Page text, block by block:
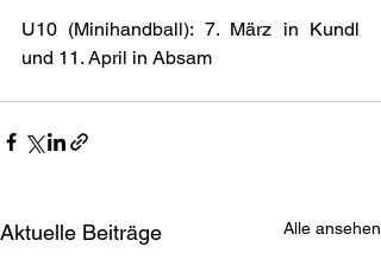
U10 (Minihandball): 7. März in Kundl
und 11. April in Absam
Aktuelle Beiträge Alle ansehen